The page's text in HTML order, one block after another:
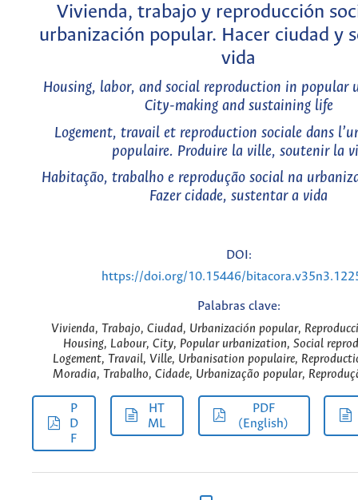
Vivienda, trabajo y reproducción
urbanización popular. Hacer ciudad y
vida
Housing, labor, and social reproduction in popular
City-making and sustaining life
Logement, travail et reproduction sociale dans
populaire. Produire la ville, soutenir la
Habitação, trabalho e reprodução social na
Fazer cidade, sustentar a vida
DOI:
https://doi.org/10.15446/
Palabras clave:
Vivienda, Trabajo, Ciudad, Urbanización popular,
Housing, Labour, City, Popular urbanization, Social
Logement, Travail, Ville, Urbanisation populaire,
Moradia, Trabalho, Cidade, Urbanização popular,
P
D
F
HT
ML
PDF
(English)